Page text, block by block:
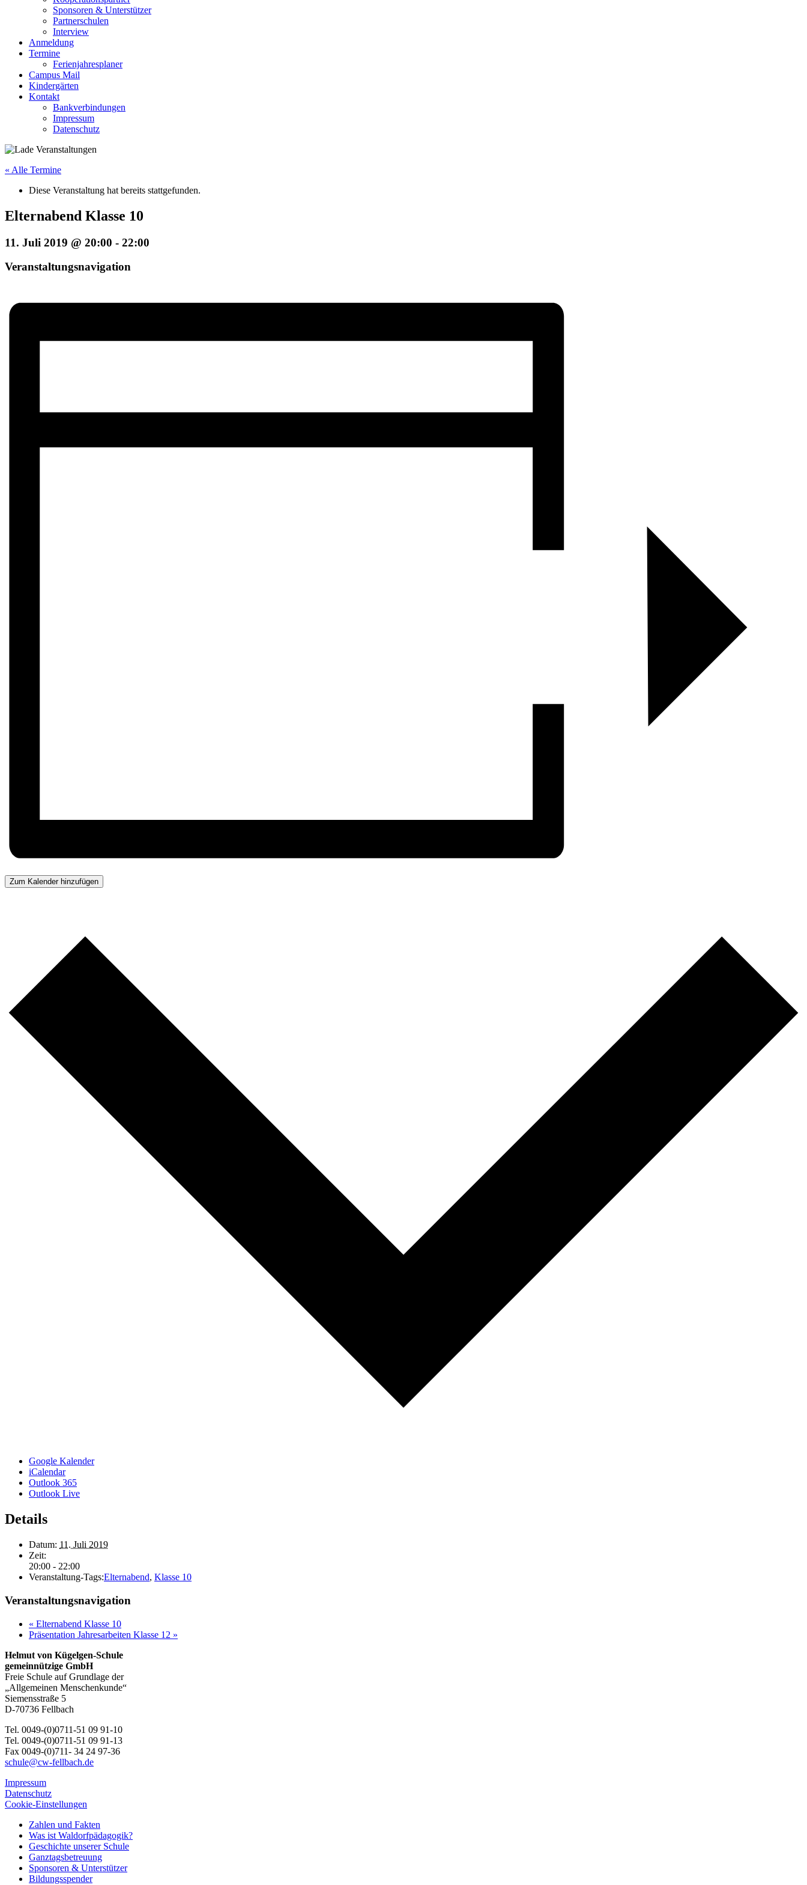
Sponsoren & Unterstützer
Partnerschulen
Interview
Anmeldung
Termine
Ferienjahresplaner
Campus Mail
Kindergärten
Kontakt
Bankverbindungen
Impressum
Datenschutz
« Alle Termine
Diese Veranstaltung hat bereits stattgefunden.
Elternabend Klasse 10
11. Juli 2019 @ 20:00 - 22:00
Veranstaltungsnavigation
Zum Kalender hinzufügen
Google Kalender
iCalendar
Outlook 365
Outlook Live
Details
Datum: 11. Juli 2019
Zeit:
20:00 - 22:00
Veranstaltung-Tags:Elternabend, Klasse 10
Veranstaltungsnavigation
« Elternabend Klasse 10
Präsentation Jahresarbeiten Klasse 12 »
Helmut von Kügelgen-Schule
gemeinnützige GmbH
Freie Schule auf Grundlage der
„Allgemeinen Menschenkunde“
Siemensstraße 5
D-70736 Fellbach
Tel. 0049-(0)0711-51 09 91-10
Tel. 0049-(0)0711-51 09 91-13
Fax 0049-(0)711- 34 24 97-36
schule@cw-fellbach.de
Impressum
Datenschutz
Cookie-Einstellungen
Zahlen und Fakten
Was ist Waldorfpädagogik?
Geschichte unserer Schule
Ganztagsbetreuung
Sponsoren & Unterstützer
Bildungsspender